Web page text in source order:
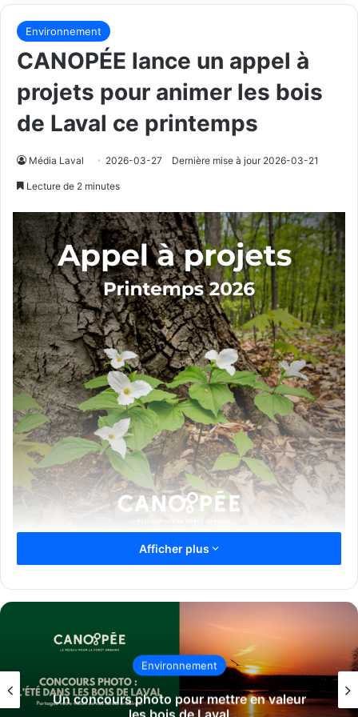
Environnement
CANOPÉE lance un appel à
projets pour animer les bois
de Laval ce printemps
Média Laval 2026-03-27 Dernière mise à jour 2026-03-21
Lecture de 2 minutes
L’organisme CANOPÉE invite les organisations locales à
proposer des activités pour dynamiser les bois de Laval,
dans le cadre d’un appel à projets visant à enrichir sa
programmation printanière.
L’initiative, annoncée le 18 mars, vise à transformer la forêt
urbaine en un lieu de rencontres, de découvertes et de
Afficher plus
Environnement
Un concours photo pour mettre en valeur
les bois de Laval